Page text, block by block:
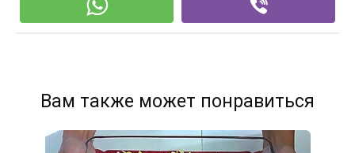
Вам также может понравиться